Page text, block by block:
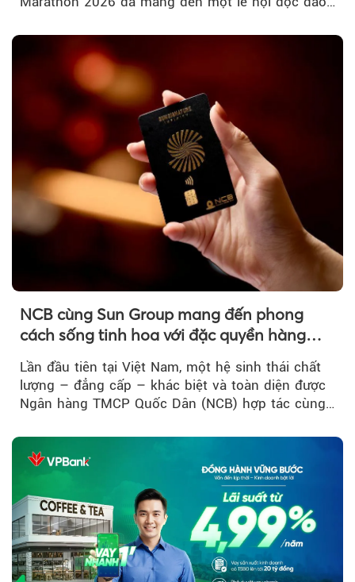
NCB cùng Sun Group mang đến phong
cách sống tinh hoa với đặc quyền hàng
Lần đầu tiên tại Việt Nam, một hệ sinh thái chất
lượng – đẳng cấp – khác biệt và toàn diện được
Ngân hàng TMCP Quốc Dân (NCB) hợp tác cùng